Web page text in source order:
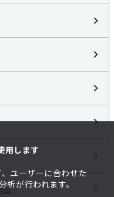
用します
ユーザーに合わせた
が行われます。
設